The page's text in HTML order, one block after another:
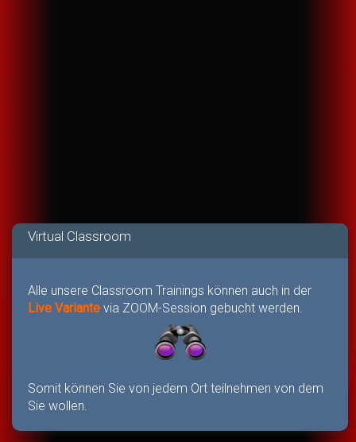
Virtual Classroom
Alle unsere Classroom Trainings können auch in der
Live Variante via ZOOM-Session gebucht werden.
Somit können Sie von jedem Ort teilnehmen von dem
Sie wollen.